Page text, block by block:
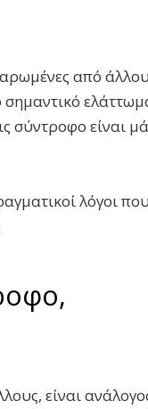
από
σημαντικό
σύντροφο είναι
λόγοι
είναι